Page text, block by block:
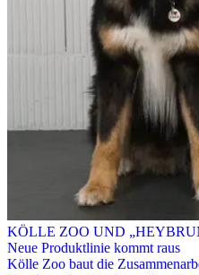
KÖLLE ZOO UND
Neue Produktlinie kommt raus
Kölle Zoo baut die